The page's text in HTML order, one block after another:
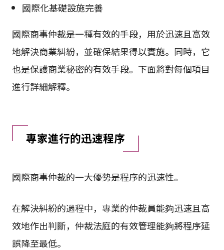
國際化基礎設施完善
國際商事仲裁是一種有效的手段，用於迅速且高效
地解決商業糾紛，並確保結果得以實施。同時，它
也是保護商業秘密的有效手段。下面將對每個項目
進行詳細解釋。
專家進行的迅速程序
國際商事仲裁的一大優勢是程序的迅速性。
在解決糾紛的過程中，專業的仲裁員能夠迅速且高
效地作出判斷，仲裁法庭的有效管理能夠將程序延
誤降至最低。